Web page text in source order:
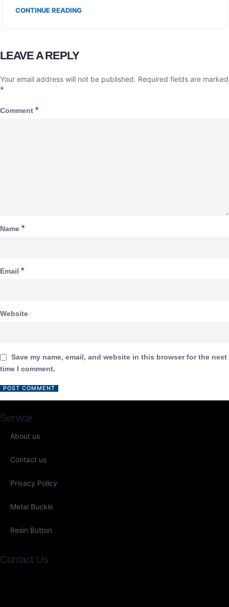
CONTINUE READING
LEAVE A REPLY
Your email address will not be published. Required fields are marked
*
Comment *
Name *
Email *
Website
Save my name, email, and website in this browser for the next
time I comment.
Service
About us
Contact us
Privacy Policy
Metal Buckle
Resin Button
Contact Us